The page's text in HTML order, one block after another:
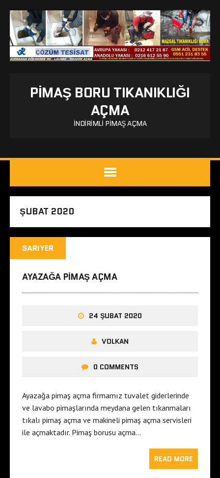
PIMAŞ BORU TIKANIKLIĞI
AÇMA
İNDIRIMLI PIMAŞ AÇMA
ŞUBAT 2020
SARIYER
AYAZAĞA PIMAŞ AÇMA
24 ŞUBAT 2020
VOLKAN
0 COMMENTS
Ayazağa pimaş açma firmamız tuvalet giderlerinde
ve lavabo pimaşlarında meydana gelen tıkanmaları
tıkalı pimaş açma ve makineli pimaş açma servisleri
ile açmaktadır. Pimaş borusu açma…
READ MORE